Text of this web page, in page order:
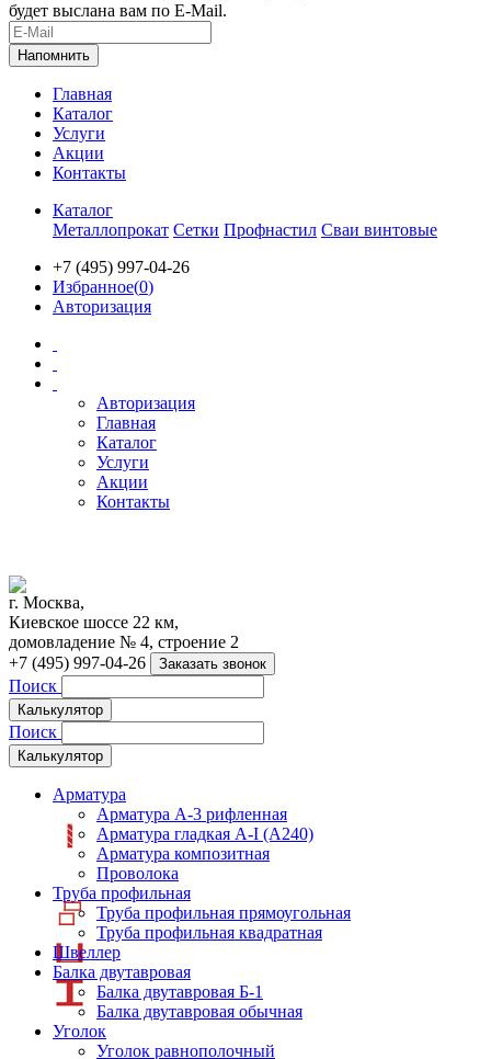
будет выслана вам по E-Mail.
Главная
Каталог
Услуги
Акции
Контакты
Каталог
Металлопрокат Сетки Профнастил Сваи винтовые
+7 (495) 997-04-26
Избранное(0)
Авторизация
Авторизация
Главная
Каталог
Услуги
Акции
Контакты
г. Москва,
Киевское шоссе 22 км,
домовладение № 4, строение 2
+7 (495) 997-04-26
Заказать звонок
Поиск
Калькулятор
Поиск
Калькулятор
Арматура
Арматура А-3 рифленная
Арматура гладкая А-I (А240)
Арматура композитная
Проволока
Труба профильная
Труба профильная прямоугольная
Труба профильная квадратная
Швеллер
Балка двутавровая
Балка двутавровая Б-1
Балка двутавровая обычная
Уголок
Уголок равнополочный